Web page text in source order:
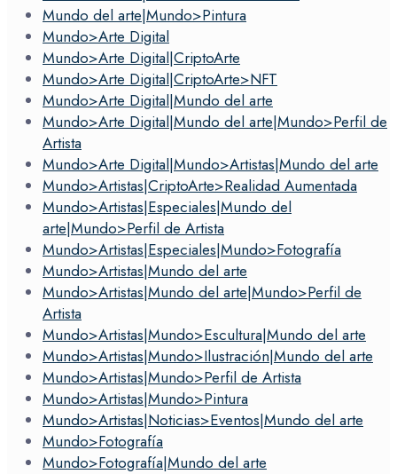
Mundo del arte|Mundo>Pintura
Mundo>Arte Digital
Mundo>Arte Digital|CriptoArte
Mundo>Arte Digital|CriptoArte>NFT
Mundo>Arte Digital|Mundo del arte
Mundo>Arte Digital|Mundo del arte|Mundo>Perfil de
Artista
Mundo>Arte Digital|Mundo>Artistas|Mundo del arte
Mundo>Artistas|CriptoArte>Realidad Aumentada
Mundo>Artistas|Especiales|Mundo del
arte|Mundo>Perfil de Artista
Mundo>Artistas|Especiales|Mundo>Fotografía
Mundo>Artistas|Mundo del arte
Mundo>Artistas|Mundo del arte|Mundo>Perfil de
Artista
Mundo>Artistas|Mundo>Escultura|Mundo del arte
Mundo>Artistas|Mundo>Ilustración|Mundo del arte
Mundo>Artistas|Mundo>Perfil de Artista
Mundo>Artistas|Mundo>Pintura
Mundo>Artistas|Noticias>Eventos|Mundo del arte
Mundo>Fotografía
Mundo>Fotografía|Mundo del arte